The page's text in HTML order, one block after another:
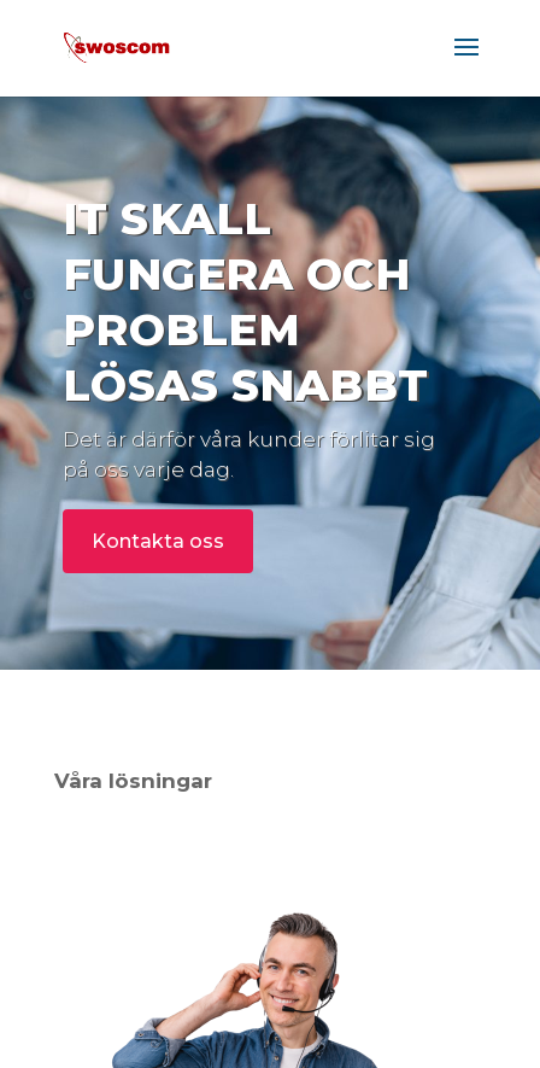
IT SKALL
FUNGERA OCH
PROBLEM
LÖSAS SNABBT
Det är därför våra kunder förlitar sig
på oss varje dag.
Kontakta oss
Våra lösningar